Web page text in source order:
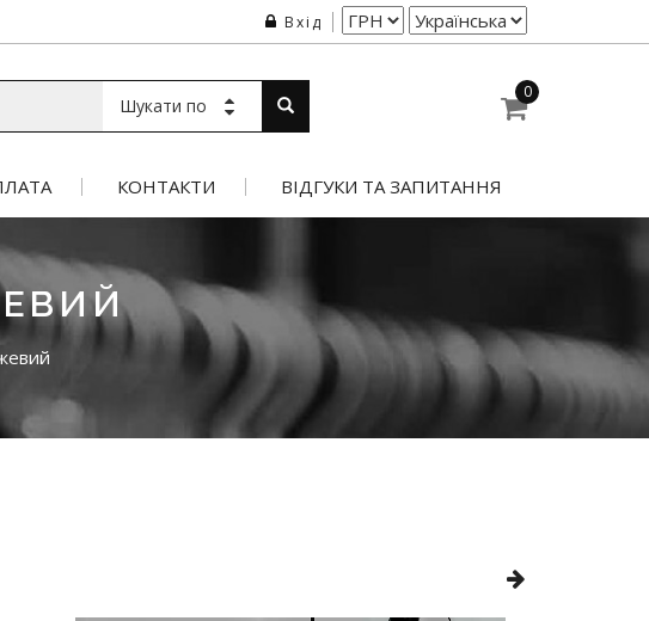
Вхід
Шукати по
0
КОНТАКТИ ВІДГУКИ ТА ЗАПИТАННЯ